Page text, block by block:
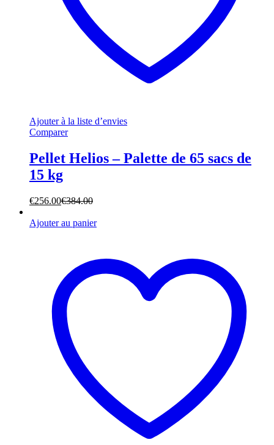
Ajouter à la liste d’envies
Comparer
Pellet Helios – Palette de 65 sacs de
15 kg
€256.00€384.00
Ajouter au panier